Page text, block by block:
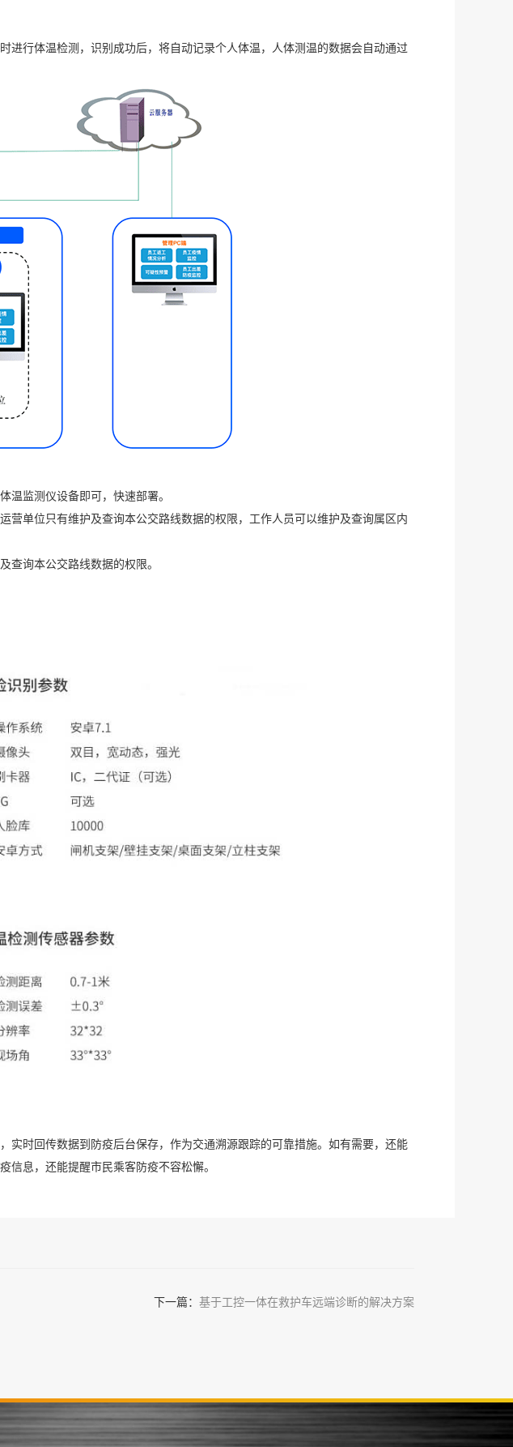
行体温检测，识别成功后，将自动记录个人体温，人体测温的数据会自动通过
监测仪设备即可，快速部署。
单位只有维护及查询本公交路线数据的权限，工作人员可以维护及查询属区内
询本公交路线数据的权限。
时回传数据到防疫后台保存，作为交通溯源跟踪的可靠措施。如有需要，还能
息，还能提醒市民乘客防疫不容松懈。
下一篇： 基于工控一体在救护车远端诊断的解决方案